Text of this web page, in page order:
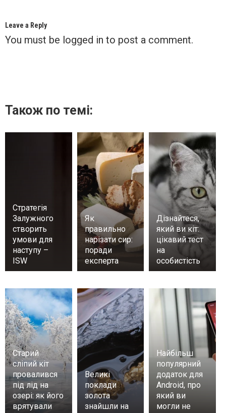
Leave a Reply
You must be logged in to post a comment.
Також по темі:
Стратегія
Залужного
створить
умови для
наступу –
ISW
Як
правильно
нарізати сир:
поради
експерта
Дізнайтеся,
який ви кіт:
цікавий тест
на
особистість
Старий
сліпий кіт
провалився
під лід на
озері: як його
врятували
Великі
поклади
золота
знайшли на
Найбільш
популярний
додаток для
Android, про
який ви
могли не